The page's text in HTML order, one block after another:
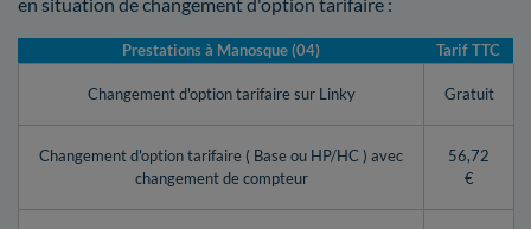
en situation de changement d'option tarifaire :
Prestations à Manosque (04) Tarif TTC
Changement d'option tarifaire sur Linky Gratuit
Changement d'option tarifaire ( Base ou HP/HC ) avec
changement de compteur
56,72
€